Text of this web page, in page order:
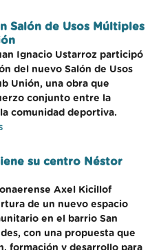
Salón de Usos Múltiples
Ignacio Ustarroz participó
del nuevo Salón de Usos
Unión, una obra que
conjunto entre la
comunidad deportiva.
su centro Néstor
Axel Kicillof
de un nuevo espacio
en el barrio San
con una propuesta que
formación y desarrollo para